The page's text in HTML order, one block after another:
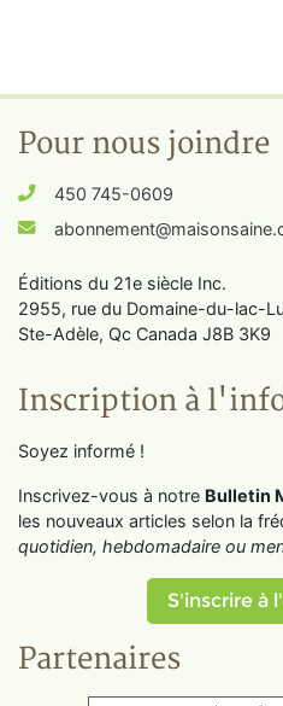
Pour nous joindre
450 745-0609
Éditions du 21e siècle Inc.
2955, rue du Domaine-du-lac-
Ste-Adèle, Qc Canada J8B 3K9
Inscription à
Soyez informé !
Inscrivez-vous à notre Bulletin
les nouveaux articles selon la
quotidien, hebdomadaire ou
S'inscrire à
Partenaires